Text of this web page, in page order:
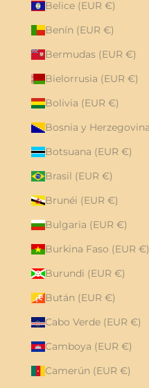
Belice (EUR €)
Benín (EUR €)
Bermudas (EUR €)
Bielorrusia (EUR €)
Bolivia (EUR €)
Botsuana (EUR €)
Brasil (EUR €)
Brunéi (EUR €)
Bulgaria (EUR €)
Burkina Faso (EUR €)
Burundi (EUR €)
Bután (EUR €)
Cabo Verde (EUR €)
Camboya (EUR €)
Camerún (EUR €)